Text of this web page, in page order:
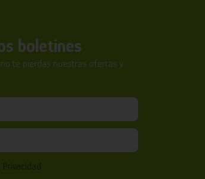
boletines
te pierdas nuestras ofertas y